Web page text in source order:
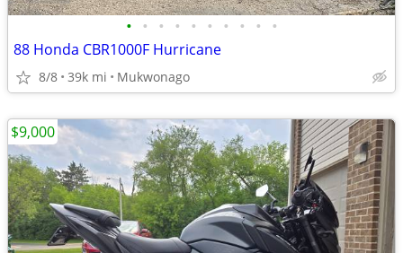
• • • • • • • • • •
88 Honda CBR1000F Hurricane
8/8 39k mi Mukwonago
$9,000